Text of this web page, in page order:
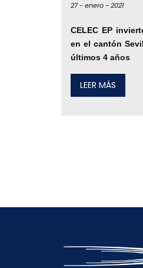
27 -enero -2021
CELEC EP
en el cantón
últimos 4 años
LEER MÁS